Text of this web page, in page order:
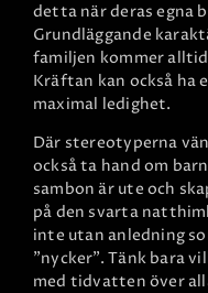
detta när deras egna
Grundläggande
familjen kommer
Kräftan kan också ha
maximal ledighet.
Där stereotyperna
också ta hand om
sambon är ute och
på den svarta
inte utan anledning
"nycker". Tänk bara
med tidvatten över